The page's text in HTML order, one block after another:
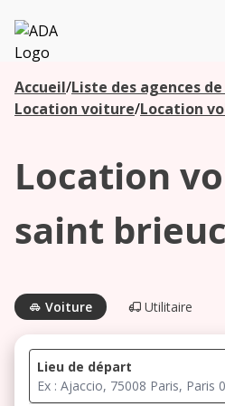
ADA
Accueil/Liste des agences
Location voiture/Location
Location
saint brieuc
Voiture Utilitaire
Lieu de départ
Les
agences à
Commencez
votre
agences à
proximité